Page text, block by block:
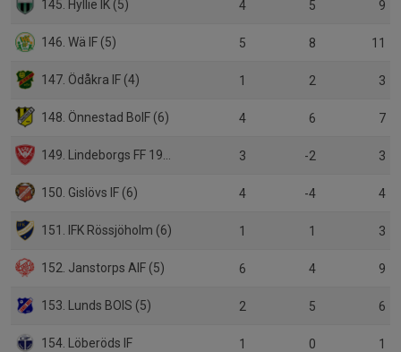
145. Hyllie IK (5) 4 5 9
146. Wä IF (5) 5 8 11
147. Ödåkra IF (4) 1 2 3
148. Önnestad BoIF (6) 4 6 7
149. Lindeborgs FF 1948 (5) 3 -2 3
150. Gislövs IF (6) 4 -4 4
151. IFK Rössjöholm (6) 1 1 3
152. Janstorps AIF (5) 6 4 9
153. Lunds BOIS (5) 2 5 6
154. Löberöds IF 1 0 1